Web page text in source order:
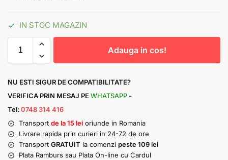
IN STOC MAGAZIN
Adauga in cos!
NU ESTI SIGUR DE COMPATIBILITATE?
VERIFICA PRIN MESAJ PE WHATSAPP -
Tel: 0748 314 416
Transport de la 15 lei oriunde in Romania
Livrare rapida prin curieri in 24-72 de ore
Transport GRATUIT la comenzi peste 109 lei
Plata Ramburs sau Plata On-line cu Cardul